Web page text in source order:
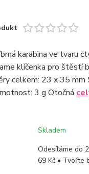
karabina ve tvaru
klíčenka pro štěstí
celkem: 23 x 35 mm
3 g Otočná
Skladem
Odesíláme do
69 Kč • Tvořte